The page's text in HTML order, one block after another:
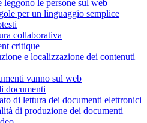
leggono le persone sul web
per un linguaggio semplice
collaborativa
critique
e localizzazione dei contenuti
vanno sul web
documenti
di lettura dei documenti elettronici
di produzione dei documenti